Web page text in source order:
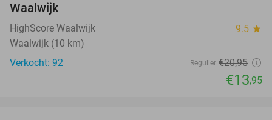
Waalwijk
HighScore Waalwijk 9.5 star
Waalwijk (10 km)
Verkocht: 92
Regulier €20,95
€13,95